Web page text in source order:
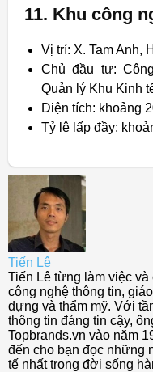
11. Khu công
Vị trí: X. Tam Anh,
Chủ đầu tư:
Quản lý Khu Kinh
Diện tích: khoảng
Tỷ lệ lấp đầy:
Tiến Lê
Tiến Lê từng làm việc
công nghệ thông tin,
dựng và thẩm mỹ. Với
thông tin đáng tin cậy,
Topbrands.vn vào năm
đến cho bạn đọc những
tế nhất trong đời sống